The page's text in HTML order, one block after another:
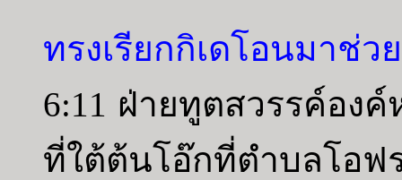
ทรงเรียกกิเดโอนมาช่ว
6:11 ฝ่ายทูตสวรรค์อง
ที่ใต้ต้นโอ๊กที่ตำบลโอ